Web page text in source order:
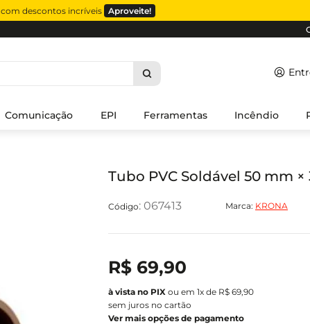
com descontos incríveis Aproveite!
Comunicação EPI Ferramentas Incêndio
Tubo PVC Soldável 50 mm
: 067413 Marca: KRONA
R$ 69,90
ou em 1x de R$ 69,90
sem juros no cartão
Ver mais opções de pagamento
1º
cabo
4º cabo pp
5